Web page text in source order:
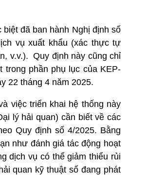
đã ban hành Nghị định số
vụ xuất khẩu (xác thực tự
v.v.). Quy định này cũng chỉ
phần phụ lục của KEP-
22 tháng 4 năm 2025.
việc triển khai hệ thống này
lý hải quan) cần biết về các
Quy định số 4/2025. Bằng
như đánh giá tác động hoạt
dịch vụ có thể giảm thiểu rủi
quan kỹ thuật số đang phát